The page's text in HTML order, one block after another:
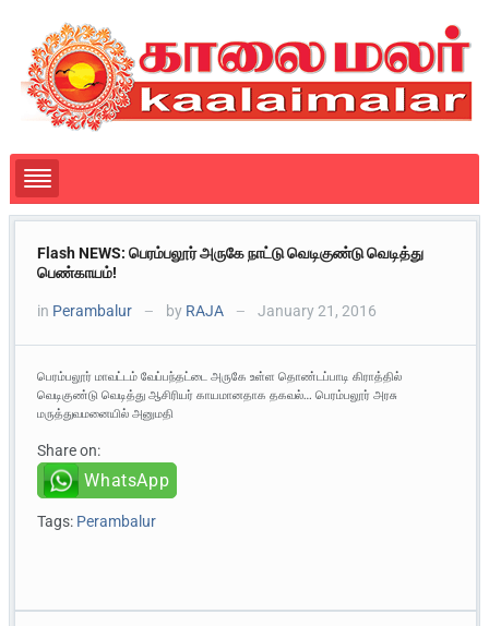
Flash NEWS: பெரம்பலூர் அருகே நாட்டு வெடிகுண்டு வெடித்து
பெண்காயம்!
in Perambalur — by RAJA — January 21, 2016
பெரம்பலூர் மாவட்டம் வேப்பந்தட்டை அருகே உள்ள தொண்டப்பாடி கிராத்தில்
வெடிகுண்டு வெடித்து ஆசிரியர் காயமானதாக தகவல்… பெரம்பலூர் அரசு
மருத்துவமனையில் அனுமதி
Share on:
WhatsApp
Tags: Perambalur